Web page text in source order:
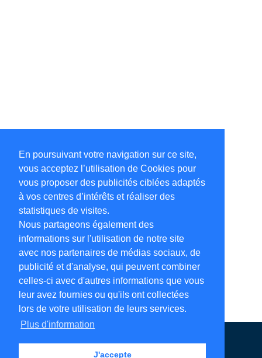
En poursuivant votre navigation sur ce site,
vous acceptez l’utilisation de Cookies pour
vous proposer des publicités ciblées adaptés
à vos centres d’intérêts et réaliser des
statistiques de visites.
Nous partageons également des
informations sur l'utilisation de notre site
avec nos partenaires de médias sociaux, de
publicité et d'analyse, qui peuvent combiner
celles-ci avec d'autres informations que vous
leur avez fournies ou qu'ils ont collectées
lors de votre utilisation de leurs services.
Plus d'information
J'accepte
Annuaire en ligne Légales Contact